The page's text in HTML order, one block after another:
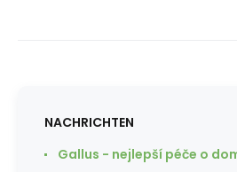
NACHRICHTEN
Gallus - nejlepší péče o